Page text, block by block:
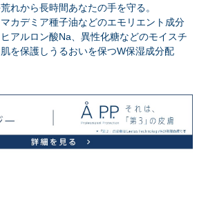
れから長時間あなたの手を守る。
カデミア種子油などのエモリエント成分
アルロン酸Na、異性化糖などのモイスチ
を保護しうるおいを保つW保湿成分配